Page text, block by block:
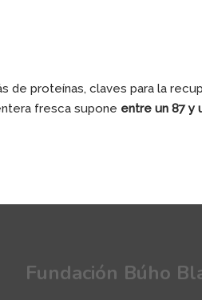
de proteínas, claves para la
fresca supone entre un 87 y
Fundación Búho